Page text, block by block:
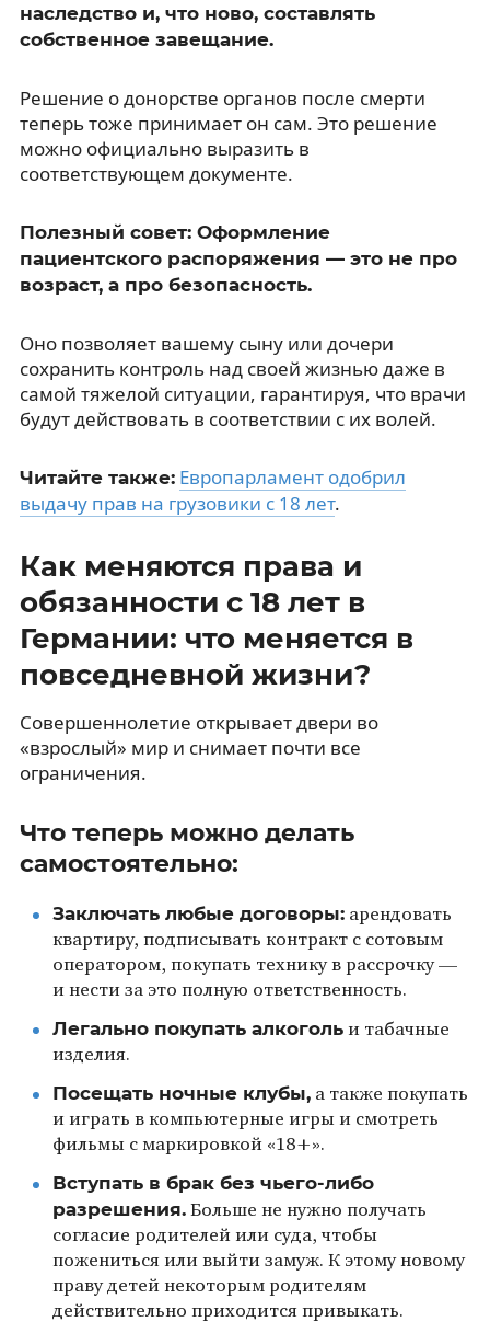
наследство и, что ново, составлять
собственное завещание.
Решение о донорстве органов после смерти
теперь тоже принимает он сам. Это решение
можно официально выразить в
соответствующем документе.
Полезный совет: Оформление
пациентского распоряжения — это не про
возраст, а про безопасность.
Оно позволяет вашему сыну или дочери
сохранить контроль над своей жизнью даже в
самой тяжелой ситуации, гарантируя, что врачи
будут действовать в соответствии с их волей.
Читайте также: Европарламент одобрил
выдачу прав на грузовики с 18 лет.
Как меняются права и
обязанности с 18 лет в
Германии: что меняется в
повседневной жизни?
Совершеннолетие открывает двери во
«взрослый» мир и снимает почти все
ограничения.
Что теперь можно делать
самостоятельно:
Заключать любые договоры:арендовать
квартиру, подписывать контракт с сотовым
оператором, покупать технику в рассрочку —
и нести за это полную ответственность.
Легально покупать алкогольи табачные
изделия.
Посещать ночные клубы,а также покупать
и играть в компьютерные игры и смотреть
фильмы с маркировкой «18+».
Вступать в брак без чьего-либо
разрешения.Больше не нужно получать
согласие родителей или суда, чтобы
пожениться или выйти замуж. К этому новому
праву детей некоторым родителям
действительно приходится привыкать.